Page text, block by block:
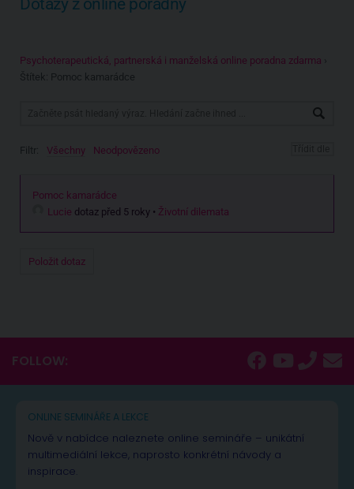
Psychoterapeutická, partnerská i manželská online poradna zdarma ›
Štítek: Pomoc kamarádce
Filtr: Všechny Neodpovězeno
Pomoc kamarádce
Lucie dotaz před 5 roky • Životní dilemata
Položit dotaz
FOLLOW:
ONLINE SEMINÁŘE A LEKCE
Nově v nabídce naleznete online semináře – unikátní
multimediální lekce, naprosto konkrétní návody a
inspirace.